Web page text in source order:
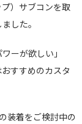
）サブコンを取
した。
ーが欲しい」
すすめのカスタ
装着をご検討中の